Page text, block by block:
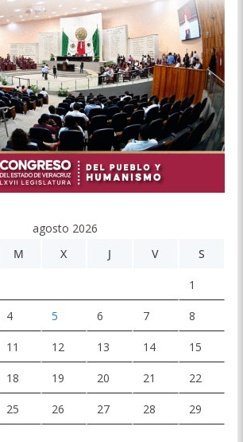
agosto 2026
M X J V S
1
4 5 6 7 8
11 12 13 14 15
18 19 20 21 22
25 26 27 28 29